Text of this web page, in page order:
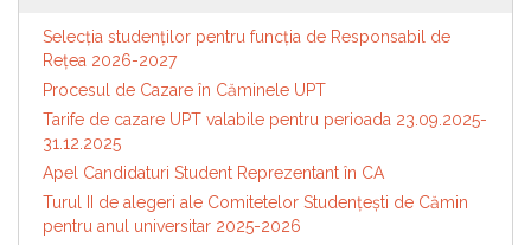
Selecția studenților pentru funcția de Responsabil de
Reţea 2026-2027
Procesul de Cazare în Căminele UPT
Tarife de cazare UPT valabile pentru perioada 23.09.2025-
31.12.2025
Apel Candidaturi Student Reprezentant în CA
Turul II de alegeri ale Comitetelor Studențești de Cămin
pentru anul universitar 2025-2026